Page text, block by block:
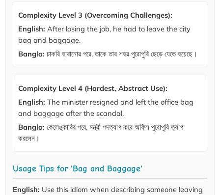
Complexity Level 3 (Overcoming Challenges):
English: After losing the job, he had to leave the city
bag and baggage.
Bangla: চাকরি হারানোর পরে, তাকে তার শহর পুরোপুরি ছেড়ে যেতে হয়েছে।
Complexity Level 4 (Hardest, Abstract Use):
English: The minister resigned and left the office bag
and baggage after the scandal.
Bangla: কেলেঙ্কারির পরে, মন্ত্রী পদত্যাগ করে অফিস পুরোপুরি ত্যাগ
করলেন।
Usage Tips for 'Bag and Baggage'
English: Use this idiom when describing someone leaving